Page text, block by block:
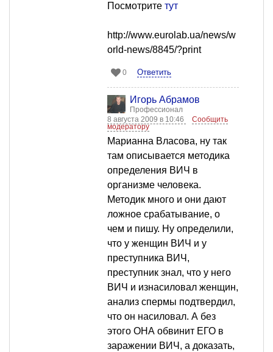
Посмотрите тут
http://www.eurolab.ua/news/w
orld-news/8845/?print
0 Ответить
Игорь Абрамов
Профессионал
8 августа 2009 в 10:46
Сообщить
модератору
Марианна Власова, ну так
там описывается методика
определения ВИЧ в
организме человека.
Методик много и они дают
ложное срабатывание, о
чем и пишу. Ну определили,
что у женщин ВИЧ и у
преступника ВИЧ,
преступник знал, что у него
ВИЧ и изнасиловал женщин,
анализ спермы подтвердил,
что он насиловал. А без
этого ОНА обвинит ЕГО в
заражении ВИЧ, а доказать,